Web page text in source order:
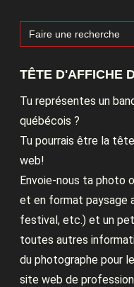
Search
for:
TÊTE D'AFFICHE
Tu représentes un
québécois ?
Tu pourrais être la
web!
Envoie-nous ta photo
et en format paysage
festival, etc.) et un
toutes autres
du photographe pour
site web de